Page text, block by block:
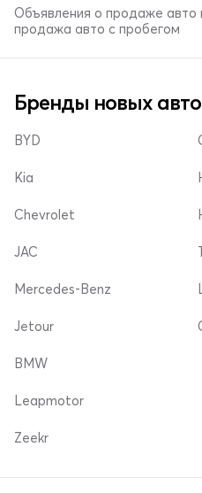
Объявления о продаже авто
продажа авто с пробегом
Бренды новых авто
BYD
Kia
Chevrolet
JAC
Mercedes-Benz
Jetour
BMW
Leapmotor
Zeekr